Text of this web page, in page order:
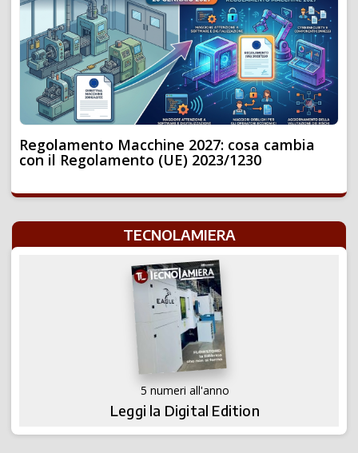
Regolamento Macchine 2027: cosa cambia
con il Regolamento (UE) 2023/1230
TECNOLAMIERA
5 numeri all'anno
Leggi la Digital Edition